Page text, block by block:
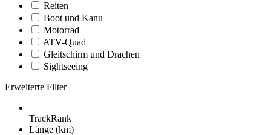
Reiten
Boot und Kanu
Motorrad
ATV-Quad
Gleitschirm und Drachen
Sightseeing
Erweiterte Filter
TrackRank
Länge (km)